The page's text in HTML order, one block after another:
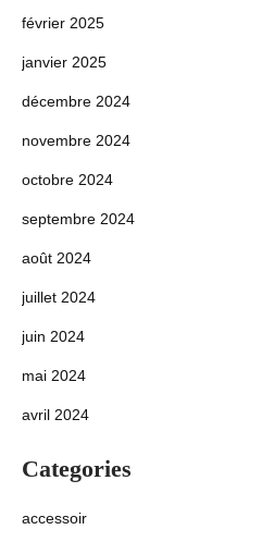
février 2025
janvier 2025
décembre 2024
novembre 2024
octobre 2024
septembre 2024
août 2024
juillet 2024
juin 2024
mai 2024
avril 2024
Categories
accessoir